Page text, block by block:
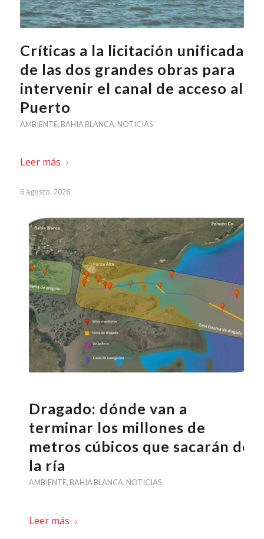
Críticas a la licitación unificada
de las dos grandes obras para
intervenir el canal de acceso al
Puerto
AMBIENTE, BAHIA BLANCA, NOTICIAS
Leer más
6 agosto, 2026
Dragado: dónde van a
terminar los millones de
metros cúbicos que sacarán de
la ría
AMBIENTE, BAHIA BLANCA, NOTICIAS
Leer más